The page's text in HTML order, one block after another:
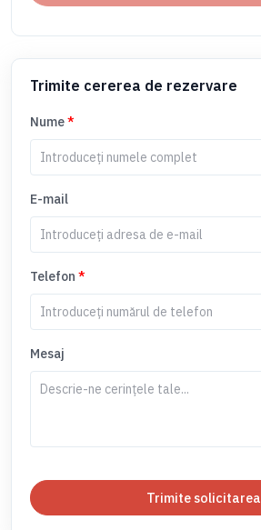
Trimite cererea de rezervare
Nume*
E-mail
Telefon *
Mesaj
Trimite solicitarea